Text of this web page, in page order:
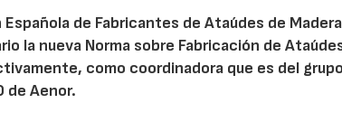
Española de Fabricantes de Ataúdes de
la nueva Norma sobre Fabricación de
como coordinadora que es del
de Aenor.